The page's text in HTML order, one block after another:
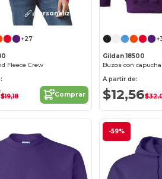
¡Personalízalo!
+27
Fleece Crew
$19,18 Comprar
Gildan 18500
Buzos con
A partir de:
$12,56
-59%